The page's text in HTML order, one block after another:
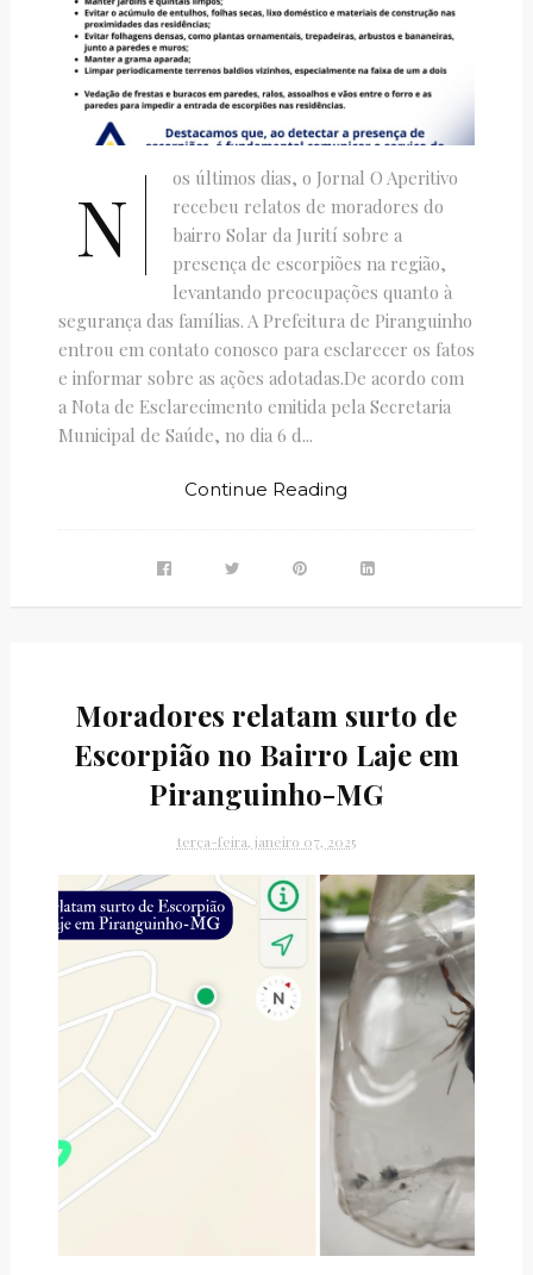
N
os últimos dias, o Jornal O Aperitivo
recebeu relatos de moradores do
bairro Solar da Jurití sobre a
presença de escorpiões na região,
levantando preocupações quanto à
segurança das famílias. A Prefeitura de Piranguinho
entrou em contato conosco para esclarecer os fatos
e informar sobre as ações adotadas.De acordo com
a Nota de Esclarecimento emitida pela Secretaria
Municipal de Saúde, no dia 6 d...
Continue Reading
Moradores relatam surto de
Escorpião no Bairro Laje em
Piranguinho-MG
terça-feira, janeiro 07, 2025